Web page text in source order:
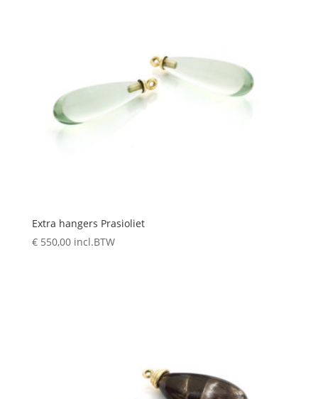
Extra hangers Prasioliet
€550,00 incl.BTW